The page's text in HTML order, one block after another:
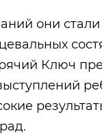
они
Ключ